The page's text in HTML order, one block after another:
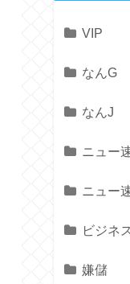
VIP
なんG
なんJ
ニュー
ニュー
ビジネ
嫌儲